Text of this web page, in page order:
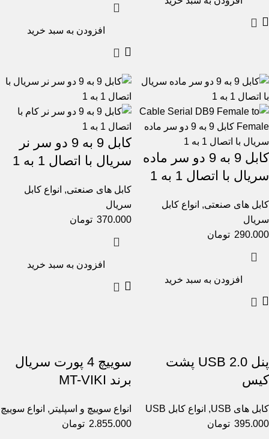
افزودن به سبد خرید
کابل 9 به 9 دو سر ماده
سریال با اتصال 1 به 1
کابل های صنعتی, انواع کابل
سریال
290.000 تومان
افزودن به سبد خرید
کابل 9 به 9 دو سر نر
سریال با اتصال 1 به 1
کابل های صنعتی, انواع کابل
سریال
370.000 تومان
افزودن به سبد خرید
پنل USB 2.0 پشت
کیس
کابل های USB , انواع کابل USB
395.000 تومان
سوییچ 4 پورت سریال
برند MT-VIKI
انواع سوییچ و اسپلیتر , انواع سوییچ
2.855.000 تومان